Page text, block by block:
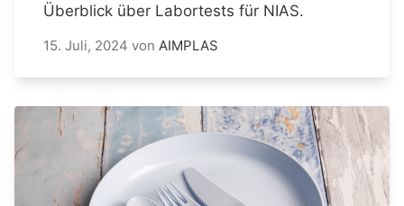
Überblick über Labortests für NIAS.
15. Juli, 2024 von AIMPLAS